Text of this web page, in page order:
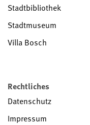
Stadtbibliothek
Stadtmuseum
Villa Bosch
Rechtliches
Datenschutz
Impressum